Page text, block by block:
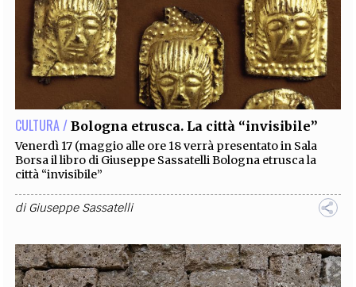
CULTURA / Bologna etrusca. La città “invisibile”
Venerdì 17 (maggio alle ore 18 verrà presentato in Sala
Borsa il libro di Giuseppe Sassatelli Bologna etrusca la
città “invisibile”
diGiuseppe Sassatelli